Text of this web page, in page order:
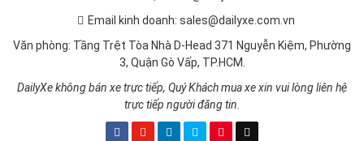
Email kinh doanh: sales@dailyxe.com.vn
Văn phòng: Tầng Trệt Tòa Nhà D-Head 371 Nguyễn Kiệm, Phường
3, Quận Gò Vấp, TP.HCM.
DailyXe không bán xe trực tiếp, Quý Khách mua xe xin vui lòng liên hệ
trực tiếp người đăng tin.